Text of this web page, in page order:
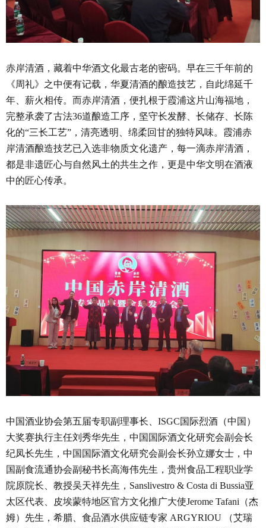
赤岸清酒，藏着中华酒文化最古老的密码。早在三千年前的
《周礼》之中便有记载，华夏清酒的酿造技艺，自此绵延千
年、薪火相传。而赤岸清酒，便扎根于霞浦这片山海福地，
完整承袭了古法36道酿造工序，坚守长发酵、长储存、长陈
化的“三长工艺”，清亮透明、绵柔回甘的独特风味。霞浦赤
岸清酒酿造技艺已入选非物质文化遗产，每一滴赤岸清酒，
都是非遗匠心与自然风土的共生之作，更是中华文明在酒液
中的匠心传承。
中国酒业协会第五届专职副理事长、ISGC国际烈酒（中国）
大奖赛执行主任刘秀华先生，中国国际酒文化研究会副会长
纪凤长先生，中国国际酒文化研究会副会长孙立娜女士，中
国副食流通协会副秘书长高海伟先生，贵州食品工程职业学
院原院长、教授吴天祥先生，Sanslivestro & Costa di Bussia亚
太区代表、皮埃蒙特地区官方文化推广大使Jerome Tafani（杰
姆）先生，希腊、食品酒水供应链专家 ARGYRIOU （艾瑞